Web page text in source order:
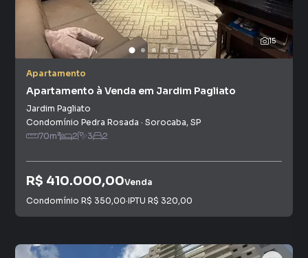
15
Apartamento
Apartamento à Venda em Jardim Pagliato
Jardim Pagliato
Condomínio Pedra Rosada · Sorocaba, SP
70m² 2 3 2
R$ 410.000,00Venda
Condomínio R$ 350,00·IPTU R$ 320,00